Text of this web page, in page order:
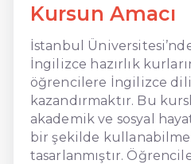
Kursun Amacı
İstanbul
İngilizce hazırlık
öğrencilere İngilizce
kazandırmaktır. Bu
akademik ve sosyal
bir şekilde
tasarlanmıştır.